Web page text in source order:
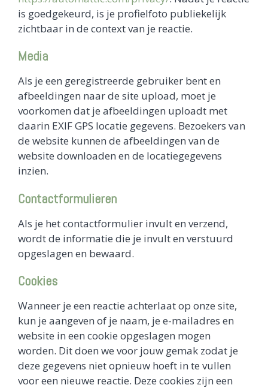
is goedgekeurd, is je profielfoto publiekelijk
zichtbaar in de context van je reactie.
Media
Als je een geregistreerde gebruiker bent en
afbeeldingen naar de site upload, moet je
voorkomen dat je afbeeldingen uploadt met
daarin EXIF GPS locatie gegevens. Bezoekers van
de website kunnen de afbeeldingen van de
website downloaden en de locatiegegevens
inzien.
Contactformulieren
Als je het contactformulier invult en verzend,
wordt de informatie die je invult en verstuurd
opgeslagen en bewaard.
Cookies
Wanneer je een reactie achterlaat op onze site,
kun je aangeven of je naam, je e-mailadres en
website in een cookie opgeslagen mogen
worden. Dit doen we voor jouw gemak zodat je
deze gegevens niet opnieuw hoeft in te vullen
voor een nieuwe reactie. Deze cookies zijn een